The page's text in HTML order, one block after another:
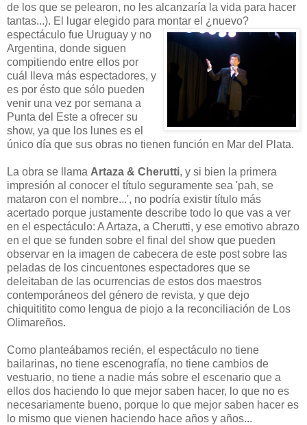
de los que se pelearon, no les alcanzaría la vida para hacer
tantas...). El lugar elegido para montar el ¿nuevo?
espectáculo fue Uruguay y no
Argentina, donde siguen
compitiendo entre ellos por
cuál lleva más espectadores, y
es por ésto que sólo pueden
venir una vez por semana a
Punta del Este a ofrecer su
show, ya que los lunes es el
único día que sus obras no tienen función en Mar del Plata.
La obra se llama Artaza & Cherutti, y si bien la primera
impresión al conocer el título seguramente sea 'pah, se
mataron con el nombre...', no podría existir título más
acertado porque justamente describe todo lo que vas a ver
en el espectáculo: A Artaza, a Cherutti, y ese emotivo abrazo
en el que se funden sobre el final del show que pueden
observar en la imagen de cabecera de este post sobre las
peladas de los cincuentones espectadores que se
deleitaban de las ocurrencias de estos dos maestros
contemporáneos del género de revista, y que dejo
chiquititito como lengua de piojo a la reconciliación de Los
Olimareños.
Como planteábamos recién, el espectáculo no tiene
bailarinas, no tiene escenografía, no tiene cambios de
vestuario, no tiene a nadie más sobre el escenario que a
ellos dos haciendo lo que mejor saben hacer, lo que no es
necesariamente bueno, porque lo que mejor saben hacer es
lo mismo que vienen haciendo hace años y años...